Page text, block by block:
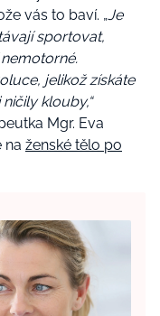
vás to baví. „Je
sportovat,
jelikož získáte
klouby,“
Mgr. Eva
na ženské tělo po